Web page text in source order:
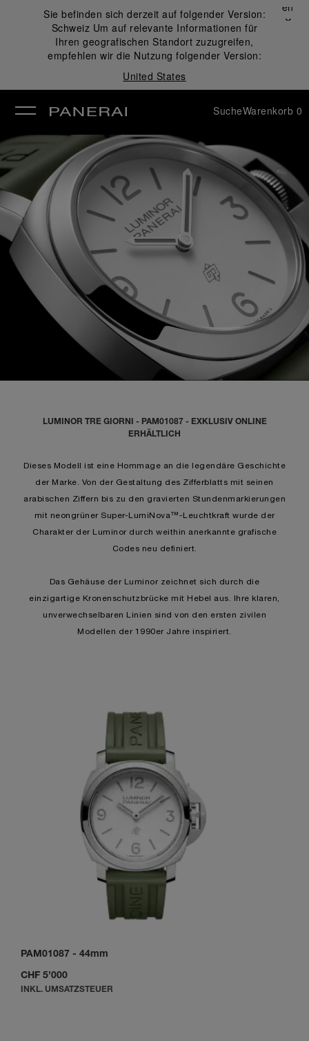
Sie befinden sich derzeit auf folgender Version:
Schweiz Um auf relevante Informationen für
Ihren geografischen Standort zuzugreifen,
empfehlen wir die Nutzung folgender Version:
United States
Schließen
✕
SucheWarenkorb 0
LUMINOR TRE GIORNI - PAM01087 - EXKLUSIV ONLINE
ERHÄLTLICH
Dieses Modell ist eine Hommage an die legendäre Geschichte
der Marke. Von der Gestaltung des Zifferblatts mit seinen
arabischen Ziffern bis zu den gravierten Stundenmarkierungen
mit neongrüner Super-LumiNova™-Leuchtkraft wurde der
Charakter der Luminor durch weithin anerkannte grafische
Codes neu definiert.
Das Gehäuse der Luminor zeichnet sich durch die
einzigartige Kronenschutzbrücke mit Hebel aus. Ihre klaren,
unverwechselbaren Linien sind von den ersten zivilen
Modellen der 1990er Jahre inspiriert.
PAM01087 - 44mm
CHF 5’000
INKL. UMSATZSTEUER